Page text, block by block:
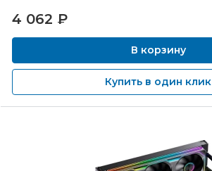
4 062 ₽
В корзину
Купить в один клик